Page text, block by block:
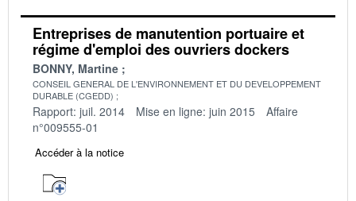
Entreprises de manutention portuaire et
régime d'emploi des ouvriers dockers
BONNY, Martine
CONSEIL GENERAL DE L'ENVIRONNEMENT ET DU DEVELOPPEMENT
DURABLE (CGEDD)
Rapport: juil. 2014 Mise en ligne: juin 2015
Affaire
n°009555-01
Accéder à la notice